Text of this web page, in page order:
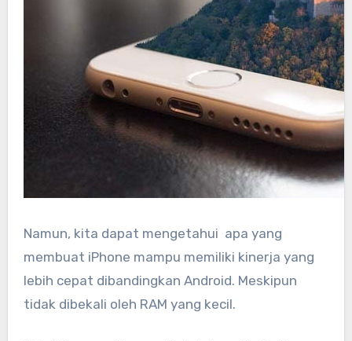
Namun, kita dapat mengetahui apa yang
membuat iPhone mampu memiliki kinerja yang
lebih cepat dibandingkan Android. Meskipun
tidak dibekali oleh RAM yang kecil.